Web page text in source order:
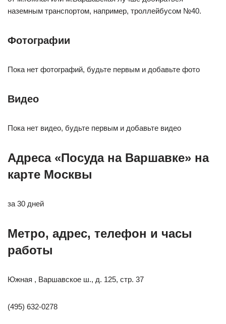
наземным транспортом, например, троллейбусом №40.
Фотографии
Пока нет фотографий, будьте первым и добавьте фото
Видео
Пока нет видео, будьте первым и добавьте видео
Адреса «Посуда на Варшавке» на
карте Москвы
за 30 дней
Метро, адрес, телефон и часы
работы
Южная , Варшавское ш., д. 125, стр. 37
(495) 632-0278